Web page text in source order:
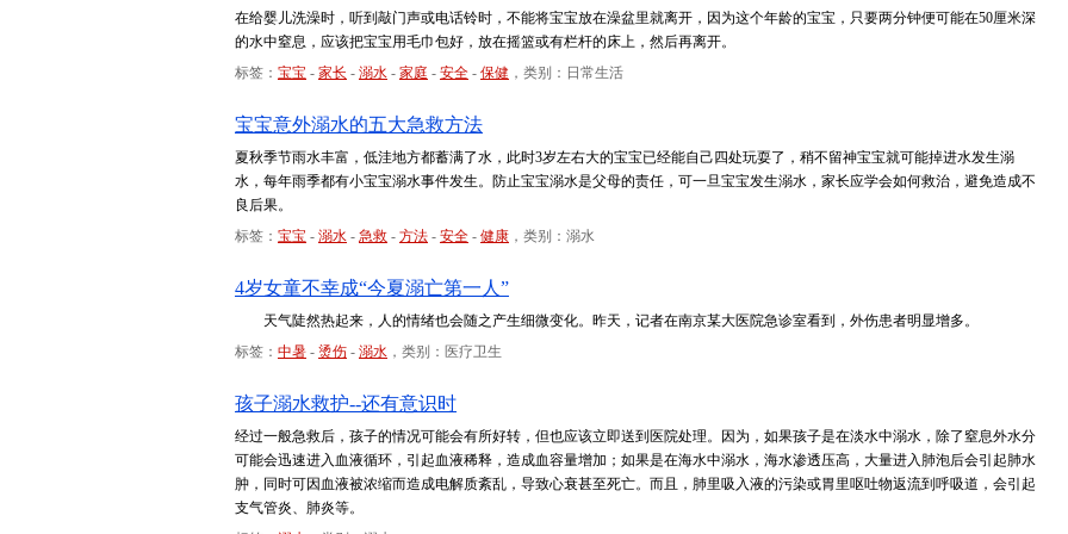
在给婴儿洗澡时，听到敲门声或电话铃时，不能将宝宝放在澡盆里就离开，因为这个年龄的宝宝，只要两分钟便可能在50厘米深
的水中窒息，应该把宝宝用毛巾包好，放在摇篮或有栏杆的床上，然后再离开。
标签： 宝宝 - 家长 - 溺水 - 家庭 - 安全 - 保健 ，类别：日常生活
宝宝意外溺水的五大急救方法
夏秋季节雨水丰富，低洼地方都蓄满了水，此时3岁左右大的宝宝已经能自己四处玩耍了，稍不留神宝宝就可能掉进水发生溺
水，每年雨季都有小宝宝溺水事件发生。防止宝宝溺水是父母的责任，可一旦宝宝发生溺水，家长应学会如何救治，避免造成不
良后果。
标签： 宝宝 - 溺水 - 急救 - 方法 - 安全 - 健康 ，类别：溺水
4岁女童不幸成“今夏溺亡第一人”
天气陡然热起来，人的情绪也会随之产生细微变化。昨天，记者在南京某大医院急诊室看到，外伤患者明显增多。
标签： 中暑 - 烫伤 - 溺水 ，类别：医疗卫生
孩子溺水救护--还有意识时
经过一般急救后，孩子的情况可能会有所好转，但也应该立即送到医院处理。因为，如果孩子是在淡水中溺水，除了窒息外水分
可能会迅速进入血液循环，引起血液稀释，造成血容量增加；如果是在海水中溺水，海水渗透压高，大量进入肺泡后会引起肺水
肿，同时可因血液被浓缩而造成电解质紊乱，导致心衰甚至死亡。而且，肺里吸入液的污染或胃里呕吐物返流到呼吸道，会引起
支气管炎、肺炎等。